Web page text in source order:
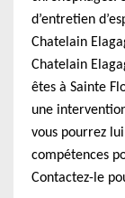
d’entretien
Chatelain
Chatelain
êtes à Sainte
une
vous pourrez
compétences
Contactez-le